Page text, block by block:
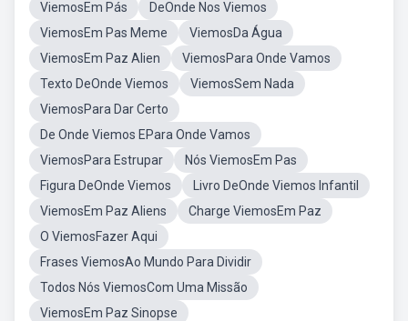
ViemosEm Pás
DeOnde Nos Viemos
ViemosEm Pas Meme
ViemosDa Água
ViemosEm Paz Alien
ViemosPara Onde Vamos
Texto DeOnde Viemos
ViemosSem Nada
ViemosPara Dar Certo
De Onde Viemos EPara Onde Vamos
ViemosPara Estrupar
Nós ViemosEm Pas
Figura DeOnde Viemos
Livro DeOnde Viemos Infantil
ViemosEm Paz Aliens
Charge ViemosEm Paz
O ViemosFazer Aqui
Frases ViemosAo Mundo Para Dividir
Todos Nós ViemosCom Uma Missão
ViemosEm Paz Sinopse